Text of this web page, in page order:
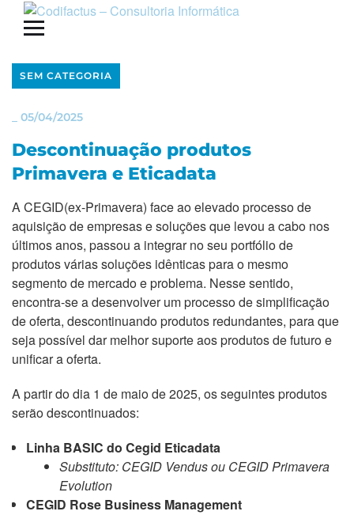
SEM CATEGORIA
05/04/2025
Descontinuação produtos
Primavera e Eticadata
A CEGID(ex-Primavera) face ao elevado processo de
aquisição de empresas e soluções que levou a cabo nos
últimos anos, passou a integrar no seu portfólio de
produtos várias soluções idênticas para o mesmo
segmento de mercado e problema. Nesse sentido,
encontra-se a desenvolver um processo de simplificação
de oferta, descontinuando produtos redundantes, para que
seja possível dar melhor suporte aos produtos de futuro e
unificar a oferta.
A partir do dia 1 de maio de 2025, os seguintes produtos
serão descontinuados:
Linha BASIC do Cegid Eticadata
Substituto: CEGID Vendus ou CEGID Primavera
Evolution
CEGID Rose Business Management